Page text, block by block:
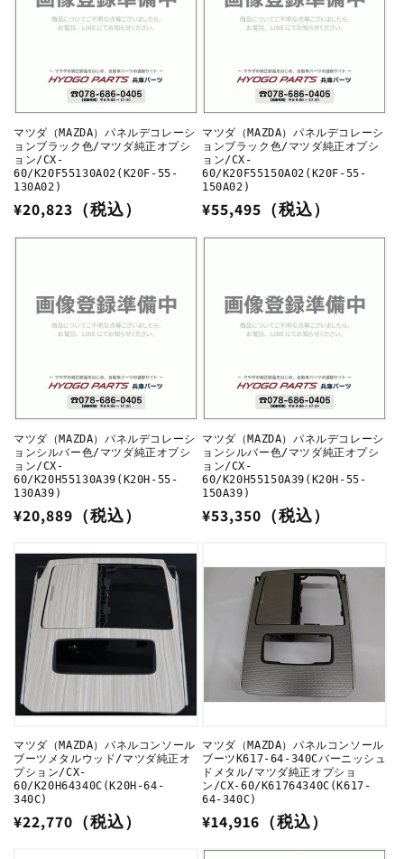
マツダ（MAZDA）パネルデコレーシ
ョンブラック色/マツダ純正オプシ
ョン/CX-
60/K20F55130A02(K20F-55-
130A02)
通
¥20,823（税込）
マツダ（MAZDA）パネルデコレーシ
ョンブラック色/マツダ純正オプシ
ョン/CX-
60/K20F55150A02(K20F-55-
150A02)
通
¥55,495（税込）
マツダ（MAZDA）パネルデコレーシ
ョンシルバー色/マツダ純正オプシ
ョン/CX-
60/K20H55130A39(K20H-55-
130A39)
通
価
¥20,889（税込）
マツダ（MAZDA）パネルデコレーシ
ョンシルバー色/マツダ純正オプシ
ョン/CX-
60/K20H55150A39(K20H-55-
150A39)
通
¥53,350（税込）
マツダ（MAZDA）パネルコンソール
ブーツメタルウッド/マツダ純正オ
プション/CX-
60/K20H64340C(K20H-64-
340C)
通
¥22,770（税込）
マツダ（MAZDA）パネルコンソール
ブーツK617-64-340Cバーニッシュ
ドメタル/マツダ純正オプショ
ン/CX-60/K61764340C(K617-
64-340C)
通
¥14,916（税込）